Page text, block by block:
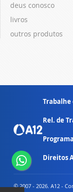
deus conosco
livros
outros produtos
Trabalhe
Rel. de
Direitos
© 2007 - 2026. A12 -